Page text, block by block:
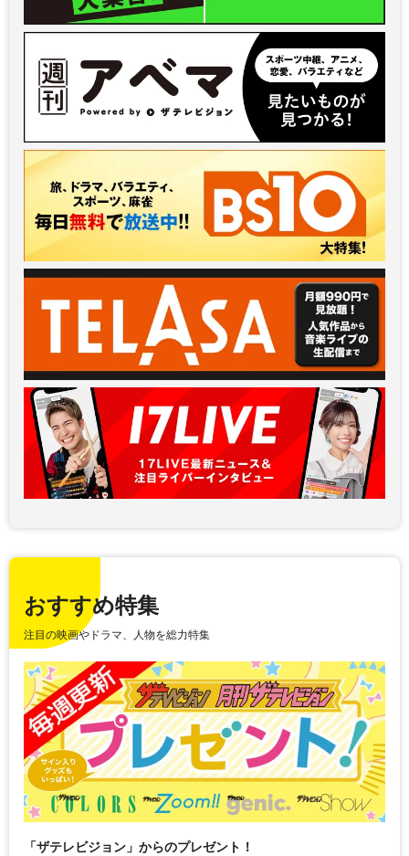
おすすめ特集
注目の映画やドラマ、人物を総力特集
「ザテレビジョン」からのプレゼント！